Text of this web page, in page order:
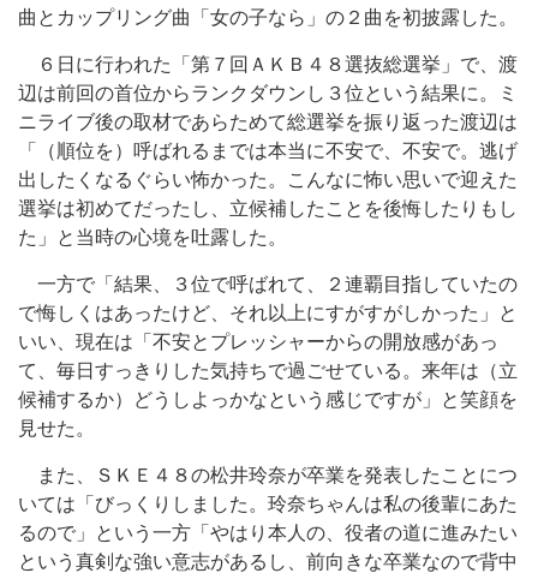
曲とカップリング曲「女の子なら」の２曲を初披露した。
６日に行われた「第７回ＡＫＢ４８選抜総選挙」で、渡
辺は前回の首位からランクダウンし３位という結果に。ミ
ニライブ後の取材であらためて総選挙を振り返った渡辺は
「（順位を）呼ばれるまでは本当に不安で、不安で。逃げ
出したくなるぐらい怖かった。こんなに怖い思いで迎えた
選挙は初めてだったし、立候補したことを後悔したりもし
た」と当時の心境を吐露した。
一方で「結果、３位で呼ばれて、２連覇目指していたの
で悔しくはあったけど、それ以上にすがすがしかった」と
いい、現在は「不安とプレッシャーからの開放感があっ
て、毎日すっきりした気持ちで過ごせている。来年は（立
候補するか）どうしよっかなという感じですが」と笑顔を
見せた。
また、ＳＫＥ４８の松井玲奈が卒業を発表したことにつ
いては「びっくりしました。玲奈ちゃんは私の後輩にあた
るので」という一方「やはり本人の、役者の道に進みたい
という真剣な強い意志があるし、前向きな卒業なので背中